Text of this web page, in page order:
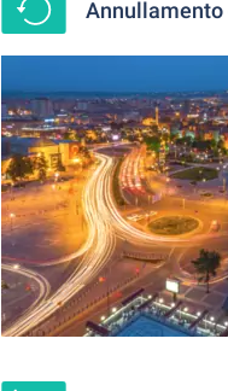
Annullamento